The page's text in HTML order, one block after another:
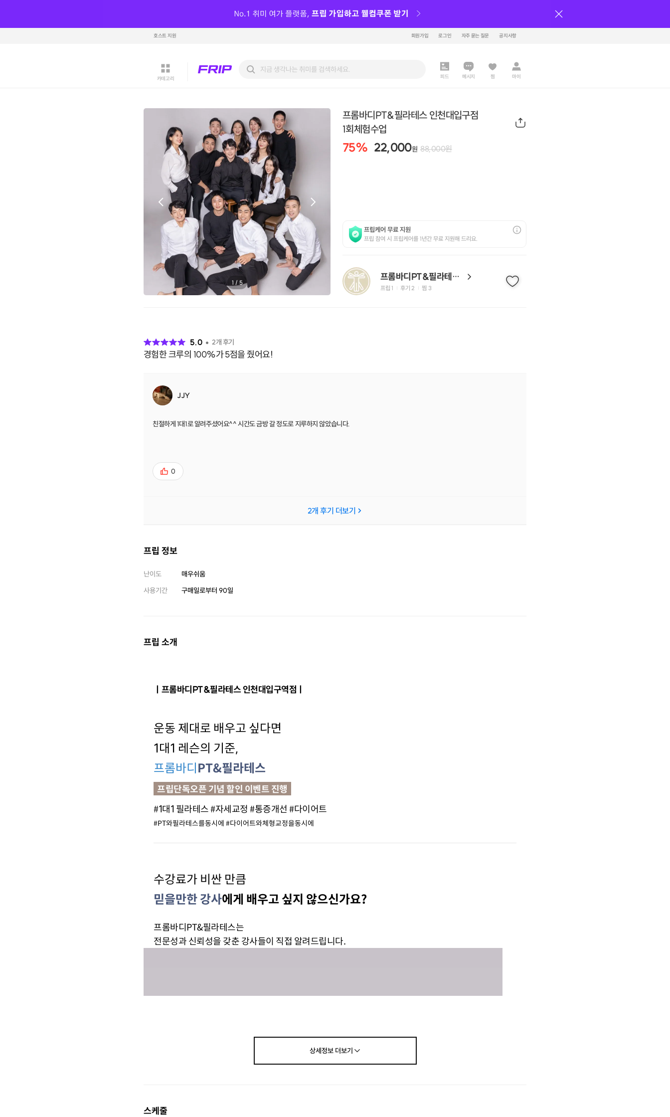
호스트 지원 회원가입 로그인 자주 묻는 질문 공지사항
카테고리 피드 메시지 찜 마이
1 / 5
프롬바디PT&필라테스 인천대입구점
1회체험수업
75% 22,000원 88,000원
프립케어 무료 지원
프립 참여 시 프립케어를 1년간 무료 지원해 드리요.
프롬바디PT&필라테스 인천대입구역점
프립 1 후기 2 찜 3
5.0 2개 후기
경험한 크루의 100%가 5점을 줬어요!
JJY
친절하게 1대1로 알려주셨어요^^ 시간도 금방 갈 정도로 지루하지 않았습니다.
0
2개 후기 더보기
프립 정보
난이도
매우쉬움
사용기간
구매일로부터 90일
프립 소개
ㅣ프롬바디PT&필라테스 인천대입구역점ㅣ
운동 제대로 배우고 싶다면
1대1 레슨의 기준,
프롬바디PT&필라테스
프립단독오픈 기념 할인 이벤트 진행
#1대1 필라테스 #자세교정 #통증개선 #다이어트
#PT와필라테스를동시에 #다이어트와체형교정을동시에
수강료가 비싼 만큼
믿을만한 강사에게 배우고 싶지 않으신가요?
프롬바디PT&필라테스는
전문성과 신뢰성을 갖춘 강사들이 직접 알려드립니다.
상세정보더보기
스케줄